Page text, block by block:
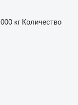
кг Количество